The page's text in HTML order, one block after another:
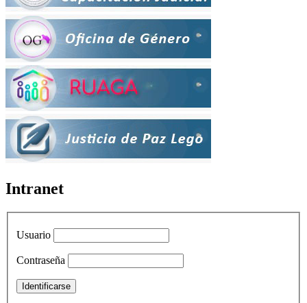
Intranet
Usuario
Contraseña